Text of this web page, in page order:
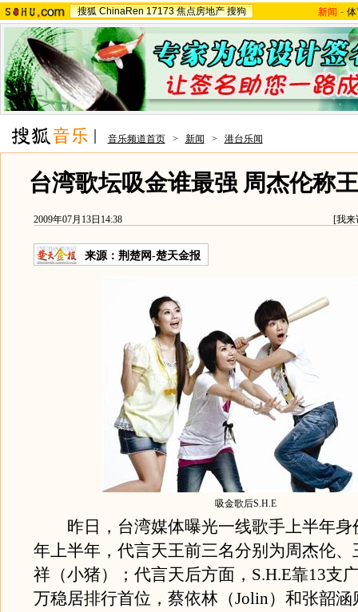
搜狐 ChinaRen 17173 焦点房地产 搜狗 新闻 -
音乐频道首页 > 新闻 > 港台乐闻
台湾歌坛吸金谁最强 周杰伦称
2009年07月13日14:38 [我来
来源： 荆楚网-楚天金报
吸金歌后S.H.E
昨日，台湾媒体曝光一线歌手上半年身
年上半年，代言天王前三名分别为周杰伦、
祥（小猪）；代言天后方面，S.H.E靠13支
万稳居排行首位，蔡依林（Jolin）和张韶涵